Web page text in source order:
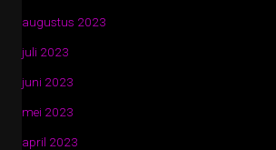
augustus 2023
juli 2023
juni 2023
mei 2023
april 2023